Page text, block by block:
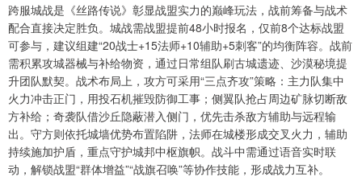
跨服城战是《丝路传说》彰显战盟实力的巅峰玩法，战前筹备与战术
配合直接决定胜负。城战需战盟提前48小时报名，仅前8个达标战盟
可参与，建议组建“20战士+15法师+10辅助+5刺客”的均衡阵容。战前
需积累攻城器械与补给物资，通过日常组队刷古城遗迹、沙漠秘境提
升团队默契。战术布局上，攻方可采用“三点齐攻”策略：主力队集中
火力冲击正门，用投石机摧毁防御工事；侧翼队抢占周边矿脉切断敌
方补给；奇袭队借沙丘隐蔽潜入侧门，优先击杀敌方辅助与远程输
出。守方则依托城墙优势布置陷阱，法师在城楼形成交叉火力，辅助
持续施加护盾，重点守护城邦中枢旗帜。战斗中需通过语音实时联
动，解锁战盟“群体增益”“战旗召唤”等协作技能，形成战力互补。